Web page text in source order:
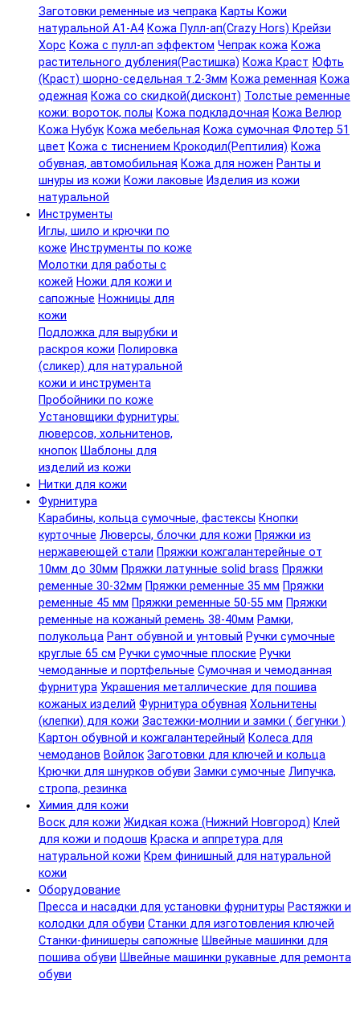
Заготовки ременные из чепрака Карты Кожи
натуральной А1-А4 Кожа Пулл-ап(Crazy Hors) Крейзи
Хорс Кожа с пулл-ап эффектом Чепрак кожа Кожа
растительного дубления(Растишка) Кожа Краст Юфть
(Краст) шорно-седельная т.2-3мм Кожа ременная Кожа
одежная Кожа со скидкой(дисконт) Толстые ременные
кожи: вороток, полы Кожа подкладочная Кожа Велюр
Кожа Нубук Кожа мебельная Кожа сумочная Флотер 51
цвет Кожа с тиснением Крокодил(Рептилия) Кожа
обувная, автомобильная Кожа для ножен Ранты и
шнуры из кожи Кожи лаковые Изделия из кожи
натуральной
Инструменты
Иглы, шило и крючки по
коже Инструменты по коже
Молотки для работы с
кожей Ножи для кожи и
сапожные Ножницы для
кожи
Подложка для вырубки и
раскроя кожи Полировка
(сликер) для натуральной
кожи и инструмента
Пробойники по коже
Установщики фурнитуры:
люверсов, хольнитенов,
кнопок Шаблоны для
изделий из кожи
Нитки для кожи
Фурнитура
Карабины, кольца сумочные, фастексы Кнопки
курточные Люверсы, блочки для кожи Пряжки из
нержавеющей стали Пряжки кожгалантерейные от
10мм до 30мм Пряжки латунные solid brass Пряжки
ременные 30-32мм Пряжки ременные 35 мм Пряжки
ременные 45 мм Пряжки ременные 50-55 мм Пряжки
ременные на кожаный ремень 38-40мм Рамки,
полукольца Рант обувной и унтовый Ручки сумочные
круглые 65 см Ручки сумочные плоские Ручки
чемоданные и портфельные Сумочная и чемоданная
фурнитура Украшения металлические для пошива
кожаных изделий Фурнитура обувная Хольнитены
(клепки) для кожи Застежки-молнии и замки ( бегунки )
Картон обувной и кожгалантерейный Колеса для
чемоданов Войлок Заготовки для ключей и кольца
Крючки для шнурков обуви Замки сумочные Липучка,
стропа, резинка
Химия для кожи
Воск для кожи Жидкая кожа (Нижний Новгород) Клей
для кожи и подошв Краска и аппретура для
натуральной кожи Крем финишный для натуральной
кожи
Оборудование
Пресса и насадки для установки фурнитуры Растяжки и
колодки для обуви Станки для изготовления ключей
Станки-финишеры сапожные Швейные машинки для
пошива обуви Швейные машинки рукавные для ремонта
обуви